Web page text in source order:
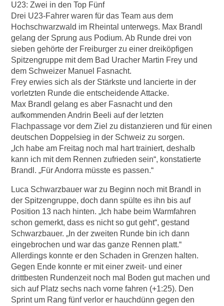
U23: Zwei in den Top Fünf
Drei U23-Fahrer waren für das Team aus dem
Hochschwarzwald im Rheintal unterwegs. Max Brandl
gelang der Sprung aus Podium. Ab Runde drei von
sieben gehörte der Freiburger zu einer dreiköpfigen
Spitzengruppe mit dem Bad Uracher Martin Frey und
dem Schweizer Manuel Fasnacht.
Frey erwies sich als der Stärkste und lancierte in der
vorletzten Runde die entscheidende Attacke.
Max Brandl gelang es aber Fasnacht und den
aufkommenden Andrin Beeli auf der letzten
Flachpassage vor dem Ziel zu distanzieren und für einen
deutschen Doppelsieg in der Schweiz zu sorgen.
„Ich habe am Freitag noch mal hart trainiert, deshalb
kann ich mit dem Rennen zufrieden sein“, konstatierte
Brandl. „Für Andorra müsste es passen.“
Luca Schwarzbauer war zu Beginn noch mit Brandl in
der Spitzengruppe, doch dann spülte es ihn bis auf
Position 13 nach hinten. „Ich habe beim Warmfahren
schon gemerkt, dass es nicht so gut geht“, gestand
Schwarzbauer. „In der zweiten Runde bin ich dann
eingebrochen und war das ganze Rennen platt.“
Allerdings konnte er den Schaden in Grenzen halten.
Gegen Ende konnte er mit einer zweit- und einer
drittbesten Rundenzeit noch mal Boden gut machen und
sich auf Platz sechs nach vorne fahren (+1:25). Den
Sprint um Rang fünf verlor er hauchdünn gegen den